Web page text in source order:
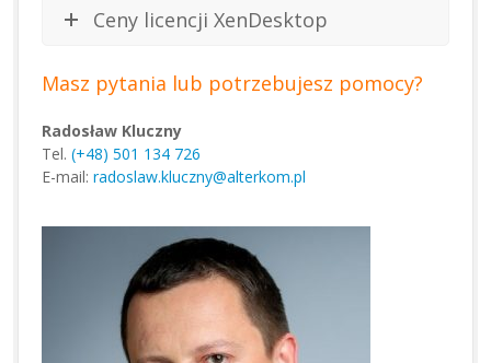
Ceny licencji XenDesktop
Masz pytania lub potrzebujesz pomocy?
Radosław Kluczny
Tel.(+48) 501 134 726
E-mail:radoslaw.kluczny@alterkom.pl